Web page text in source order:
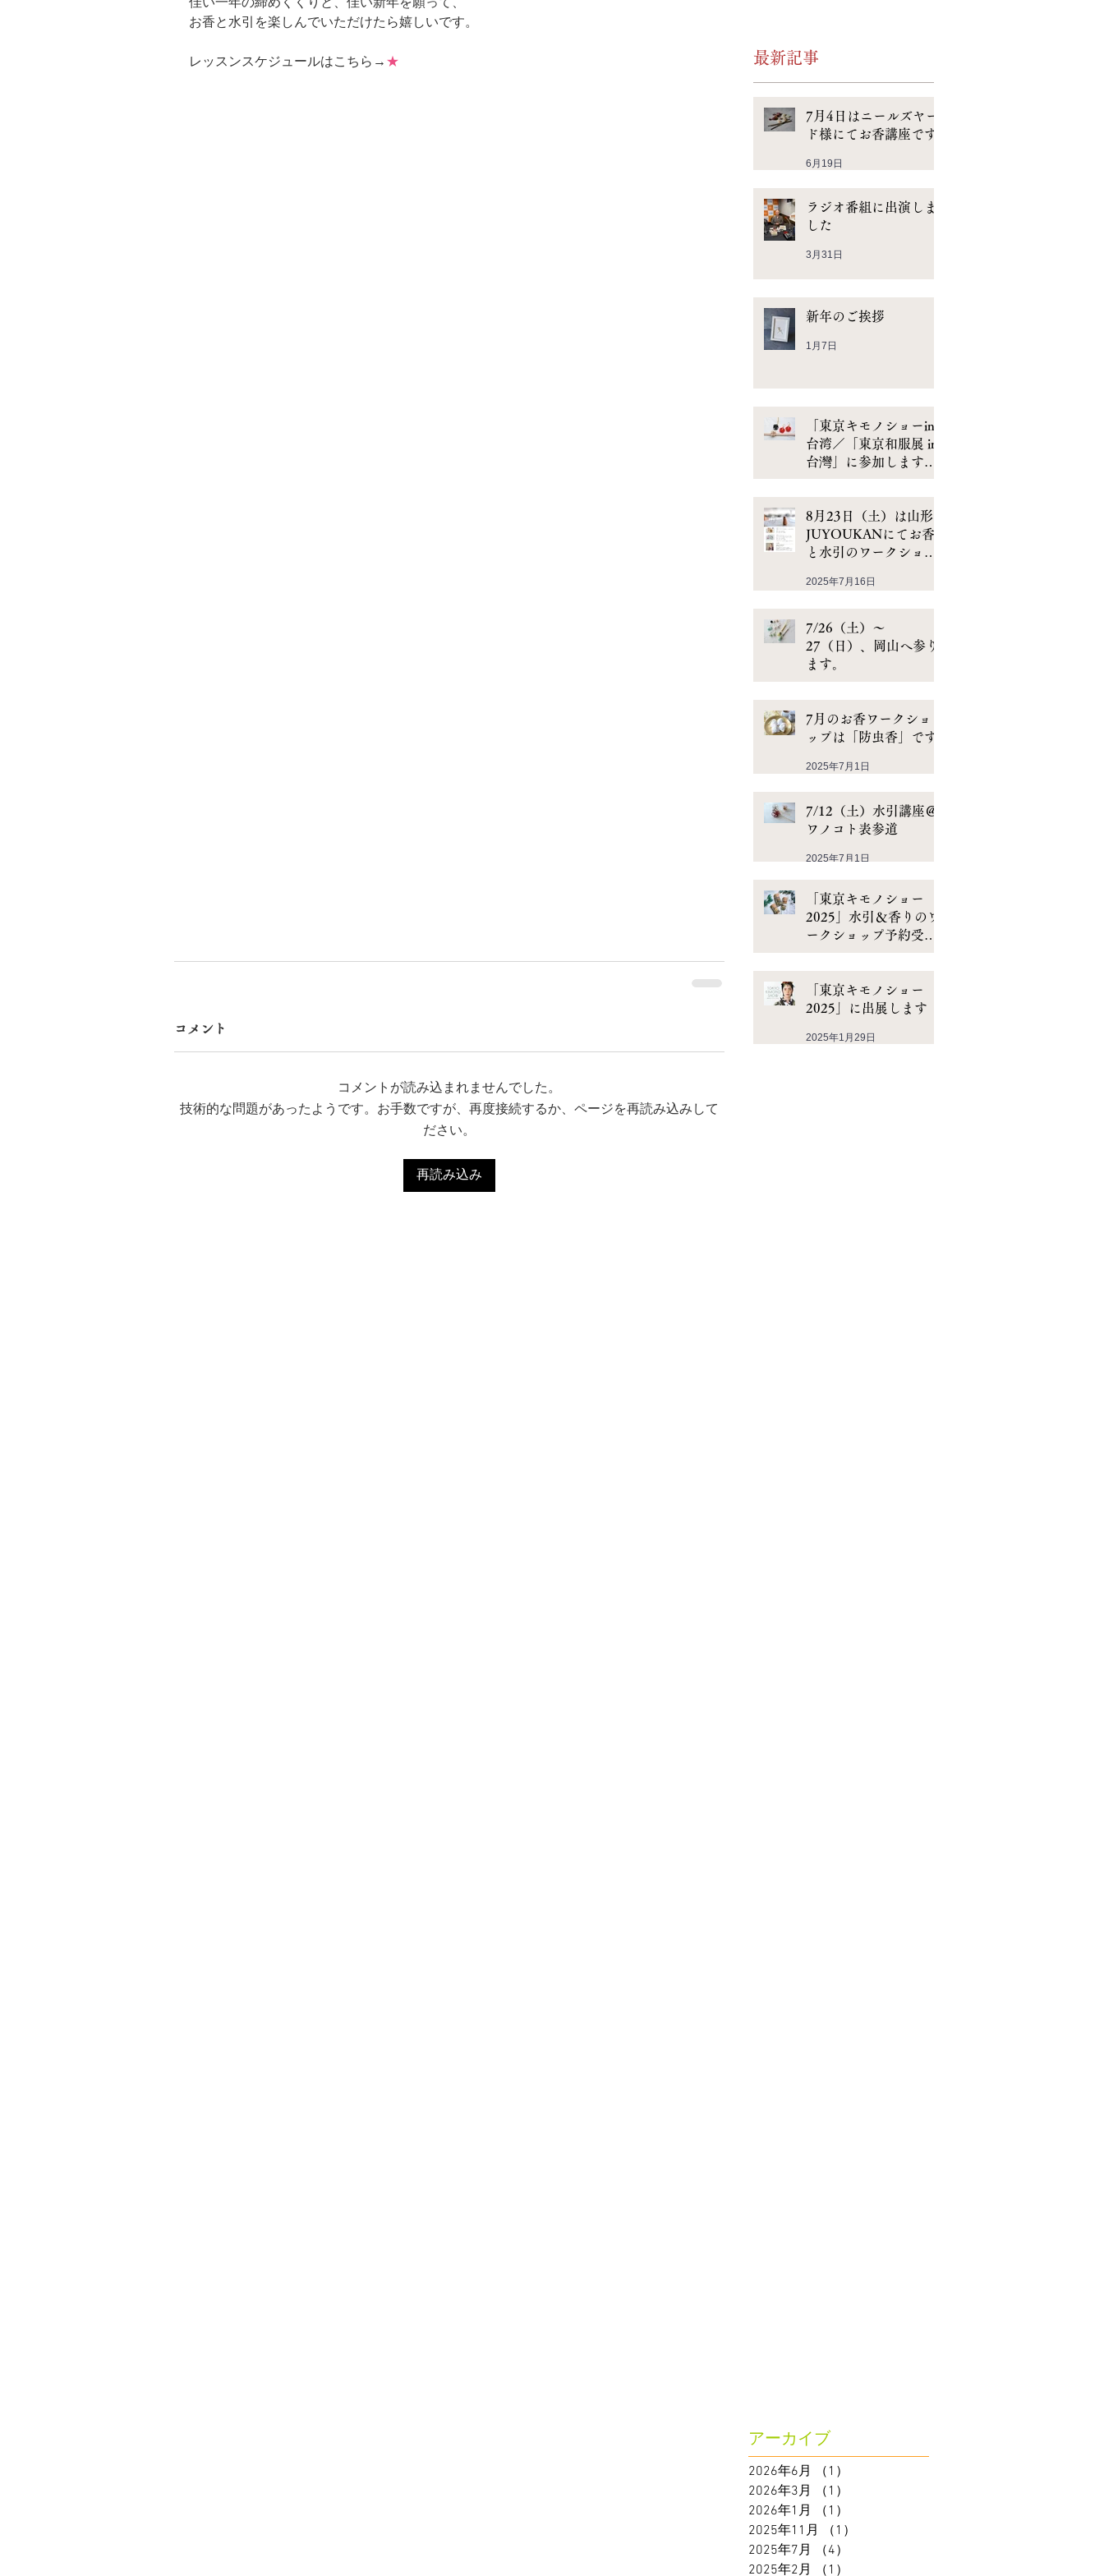
お香と水引を楽しんでいただけたら嬉しいです。
レッスンスケジュールはこちら→★
コメント
コメントが読み込まれませんでした。
技術的な問題があったようです。お手数ですが、再度接続するか、ページを再読み込みして
ださい。
再読み込み
最新記事
7月4日はニールズヤー
ド様にてお香講座です
6月19日
ラジオ番組に出演しま
した
3月31日
新年のご挨拶
1月7日
「東京キモノショーin
台湾／「東京和服展 in
台灣」に参加します／
以日本水引結出梅花飾
品｜水引手作工作坊
8月23日（土）は山形
JUYOUKANにてお香
と水引のワークショッ
2025年7月16日
7/26（土）〜
27（日）、岡山へ参り
ます。
7月のお香ワークショ
ップは「防虫香」です
2025年7月1日
7/12（土）水引講座＠
ワノコト表参道
2025年7月1日
「東京キモノショー
2025」水引＆香りのワ
ークショップ予約受付
スタート
「東京キモノショー
2025」に出展します
2025年1月29日
アーカイブ
2026年6月 （1）
2026年3月
（1）
2026年1月
（1）
2025年11月
（1）
2025年7月
（4）
2025年2月
（1）